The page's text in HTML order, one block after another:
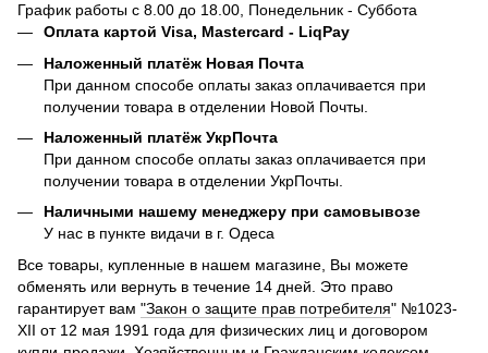
График работы с 8.00 до 18.00, Понедельник - Суббота
Оплата картой Visa, Mastercard - LiqPay
Наложенный платёж Новая Почта
При данном способе оплаты заказ оплачивается при
получении товара в отделении Новой Почты.
Наложенный платёж УкрПочта
При данном способе оплаты заказ оплачивается при
получении товара в отделении УкрПочты.
Наличными нашему менеджеру при самовывозе
У нас в пункте видачи в г. Одеса
Все товары, купленные в нашем магазине, Вы можете
обменять или вернуть в течение 14 дней. Это право
гарантирует вам "Закон о защите прав потребителя" №1023-
XII от 12 мая 1991 года для физических лиц и договором